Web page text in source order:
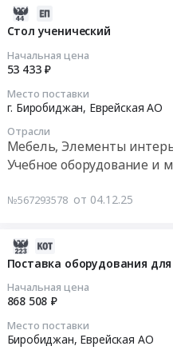
Стол ученический
Начальная цена
53 433 ₽
Место поставки
г. Биробиджан, Еврейская АО
Отрасли
Мебель, Элементы
Учебное оборудование и
№567293578 от 04.12.25
Поставка оборудования
Начальная цена
868 508 ₽
Место поставки
Биробиджан, Еврейская АО